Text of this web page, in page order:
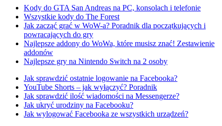
Kody do GTA San Andreas na PC, konsolach i telefonie
Wszystkie kody do The Forest
Jak zacząć grać w WoW-a? Poradnik dla początkujących i
powracających do gry
Najlepsze addony do WoWa, które musisz znać! Zestawienie
addonów
Najlepsze gry na Nintendo Switch na 2 osoby
Jak sprawdzić ostatnie logowanie na Facebooka?
YouTube Shorts – jak wyłączyć? Poradnik
Jak sprawdzić ilość wiadomości na Messengerze?
Jak ukryć urodziny na Facebooku?
Jak wylogować Facebooka ze wszystkich urządzeń?